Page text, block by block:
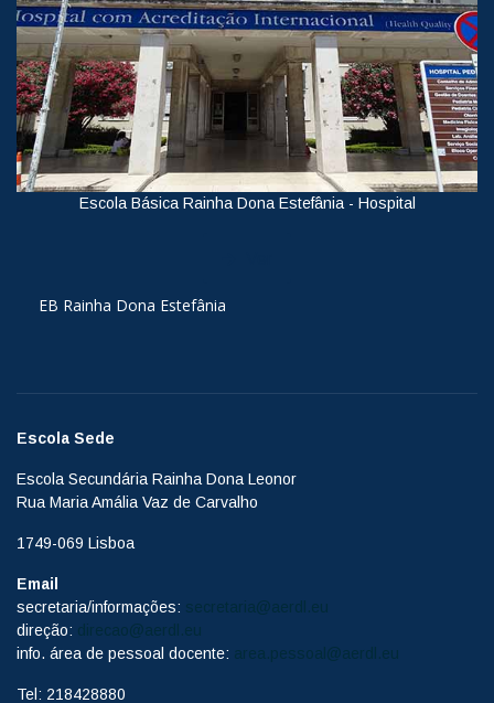
Escola Básica Rainha Dona Estefânia - Hospital
EB Rainha Dona Estefânia
Escola Sede
Escola Secundária Rainha Dona Leonor
Rua Maria Amália Vaz de Carvalho
1749-069 Lisboa
Email
secretaria/informações: secretaria@aerdl.eu
direção: direcao@aerdl.eu
info. área de pessoal docente: area.pessoal@aerdl.eu
Tel: 218428880